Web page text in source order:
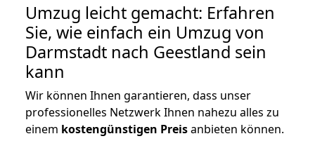
Umzug leicht gemacht: Erfahren
Sie, wie einfach ein Umzug von
Darmstadt nach Geestland sein
kann
Wir können Ihnen garantieren, dass unser
professionelles Netzwerk Ihnen nahezu alles zu
einem kostengünstigen Preisanbieten können.